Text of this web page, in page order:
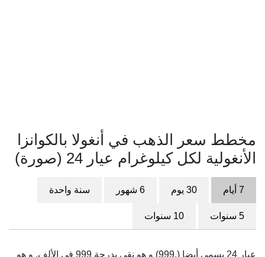
مخطط سعر الذهب في أنغولا بالكوانزا
الأنغولية لكل كيلوغرام عيار 24 (صورة)
7 أيام 30 يوم 6 شهور سنة واحدة
5 سنوات 10 سنوات
عيار 24 يسمى أيضا (.999) و هو نقي بدرجة 999 في الألف. و هو